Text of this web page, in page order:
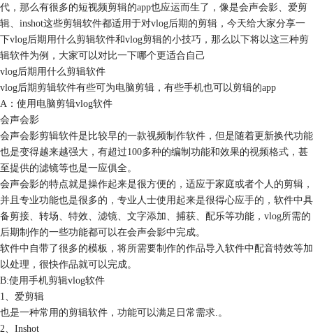
代，那么有很多的短视频剪辑的app也应运而生了，像是会声会影、爱剪
辑、inshot这些剪辑软件都适用于对vlog后期的剪辑，今天给大家分享一
下vlog后期用什么剪辑软件和vlog剪辑的小技巧，那么以下将以这三种剪
辑软件为例，大家可以对比一下哪个更适合自己
vlog后期用什么剪辑软件
vlog后期剪辑软件有些可为电脑剪辑，有些手机也可以剪辑的app
A：使用电脑剪辑vlog软件
会声会影
会声会影剪辑软件是比较早的一款视频制作软件，但是随着更新换代功能
也是变得越来越强大，有超过100多种的编制功能和效果的视频格式 ，甚
至提供的滤镜等也是一应俱全。
会声会影的特点就是操作起来是很方便的，适应于家庭或者个人的剪辑，
并且专业功能也是很多的，专业人士使用起来是很得心应手的，软件中具
备剪接、转场、特效、 滤镜 、文字添加、捕获、配乐等功能，vlog所需的
后期制作的一些功能都可以在会声会影中完成。
软件中自带了很多的模板，将所需要制作的作品导入软件中配音特效等加
以处理，很快作品就可以完成。
B:使用手机剪辑vlog软件
1、爱剪辑
也是一种常用的剪辑软件，功能可以满足日常需求.。
2、Inshot